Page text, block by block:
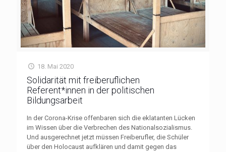
18. Mai 2020
Solidarität mit freiberuflichen
Referent*innen in der politischen
Bildungsarbeit
In der Corona-Krise offenbaren sich die eklatanten Lücken
im Wissen über die Verbrechen des Nationalsozialismus.
Und ausgerechnet jetzt müssen Freiberufler, die Schüler
über den Holocaust aufklären und damit gegen das